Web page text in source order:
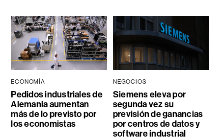
ECONOMÍA
Pedidos industriales de
Alemania aumentan
más de lo previsto por
los economistas
NEGOCIOS
Siemens eleva por
segunda vez su
previsión de ganancias
por centros de datos y
software industrial